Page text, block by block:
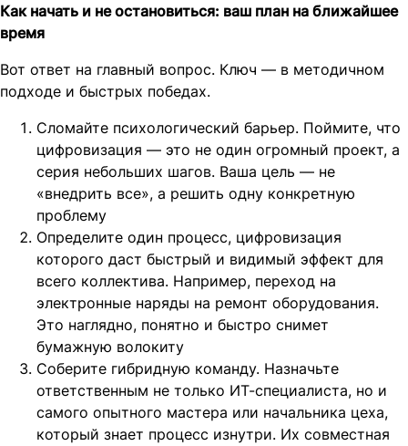
Как начать и не остановиться: ваш план на ближайшее
время
Вот ответ на главный вопрос. Ключ — в методичном
подходе и быстрых победах.
Сломайте психологический барьер. Поймите, что
цифровизация — это не один огромный проект, а
серия небольших шагов. Ваша цель — не
«внедрить все», а решить одну конкретную
проблему
Определите один процесс, цифровизация
которого даст быстрый и видимый эффект для
всего коллектива. Например, переход на
электронные наряды на ремонт оборудования.
Это наглядно, понятно и быстро снимет
бумажную волокиту
Соберите гибридную команду. Назначьте
ответственным не только ИТ-специалиста, но и
самого опытного мастера или начальника цеха,
который знает процесс изнутри. Их совместная